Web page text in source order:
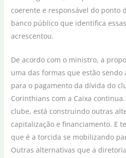
coerente e responsável do ponto
banco público que identifica
acrescentou.
De acordo com o ministro, a
uma das formas que estão sendo
para o pagamento da dívida do
Corinthians com a Caixa
clube, está construindo outras
capitalização e financiamento. E
que é a torcida se mobilizando
Outras alternativas que a